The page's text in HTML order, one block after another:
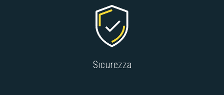
Sicurezza